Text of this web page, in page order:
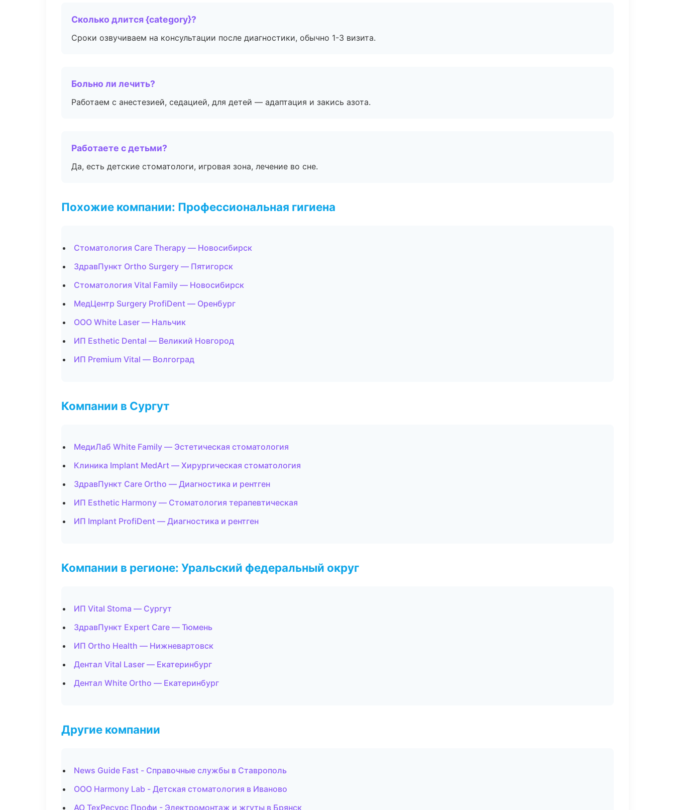
Сколько длится {category}?
Сроки озвучиваем на консультации после диагностики, обычно 1-3 визита.
Больно ли лечить?
Работаем с анестезией, седацией, для детей — адаптация и закись азота.
Работаете с детьми?
Да, есть детские стоматологи, игровая зона, лечение во сне.
Похожие компании: Профессиональная гигиена
Стоматология Care Therapy — Новосибирск
ЗдравПункт Ortho Surgery — Пятигорск
Стоматология Vital Family — Новосибирск
МедЦентр Surgery ProfiDent — Оренбург
ООО White Laser — Нальчик
ИП Esthetic Dental — Великий Новгород
ИП Premium Vital — Волгоград
Компании в Сургут
МедиЛаб White Family — Эстетическая стоматология
Клиника Implant MedArt — Хирургическая стоматология
ЗдравПункт Care Ortho — Диагностика и рентген
ИП Esthetic Harmony — Стоматология терапевтическая
ИП Implant ProfiDent — Диагностика и рентген
Компании в регионе: Уральский федеральный округ
ИП Vital Stoma — Сургут
ЗдравПункт Expert Care — Тюмень
ИП Ortho Health — Нижневартовск
Дентал Vital Laser — Екатеринбург
Дентал White Ortho — Екатеринбург
Другие компании
News Guide Fast - Справочные службы в Ставрополь
ООО Harmony Lab - Детская стоматология в Иваново
АО ТехРесурс Профи - Электромонтаж и жгуты в Брянск